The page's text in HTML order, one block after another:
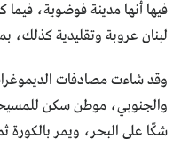
فيها أنها مدينة فوضوية،
لبنان عروبة وتقليدية كذلك،
وقد شاءت مصادفات
والجنوبي، موطن سكن
شكّا على البحر، ويمر بالكورة